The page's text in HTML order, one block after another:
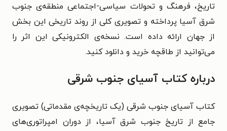
تاریخ، فرهنگ و تحولات سیاسی-اجتماعی منطقه‌ی جنوب
شرق آسیا پرداخته و تصویری کلی از روند تاریخی این بخش
از جهان ارائه داده است. نسخه‌ی الکترونیکی این اثر را
می‌توانید از طاقچه خرید و دانلود کنید.
درباره کتاب آسیای جنوب شرقی
کتاب آسیای جنوب شرقی (یک تاریخچه‌ی مقدماتی) تصویری
جامع از تاریخ جنوب شرق آسیا، از دوران امپراتوری‌های